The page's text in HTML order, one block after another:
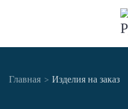
Главная Изделия на заказ